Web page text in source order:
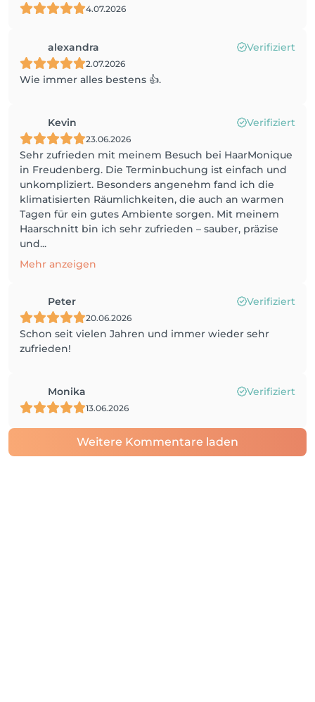
4.07.2026
alexandra Verifiziert
2.07.2026
Wie immer alles bestens 👍.
Kevin Verifiziert
23.06.2026
Sehr zufrieden mit meinem Besuch bei HaarMonique
in Freudenberg. Die Terminbuchung ist einfach und
unkompliziert. Besonders angenehm fand ich die
klimatisierten Räumlichkeiten, die auch an warmen
Tagen für ein gutes Ambiente sorgen. Mit meinem
Haarschnitt bin ich sehr zufrieden – sauber, präzise
und...
Mehr anzeigen
Peter Verifiziert
20.06.2026
Schon seit vielen Jahren und immer wieder sehr
zufrieden!
Monika Verifiziert
13.06.2026
Weitere Kommentare laden